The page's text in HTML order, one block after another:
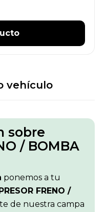
vehículo
sobre
/ BOMBA
ponemos a tu
FRENO /
de nuestra campa